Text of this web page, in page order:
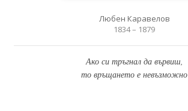
Любен Каравелов
1834 – 1879
Ако си тръгнал да вървиш,
то връщането е невъзможно